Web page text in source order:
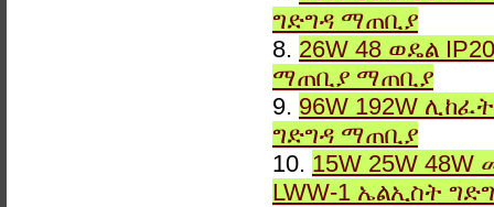
ግድግዳ ማጠቢያ
8. 26W 48 ወዴል
ማጠቢያ ማጠቢያ
9. 96W 192W
ግድግዳ ማጠቢያ
10. 15W 25W
LWW-1 ኤልኢስት